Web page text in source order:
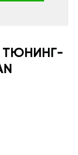
ТЮНИНГ-